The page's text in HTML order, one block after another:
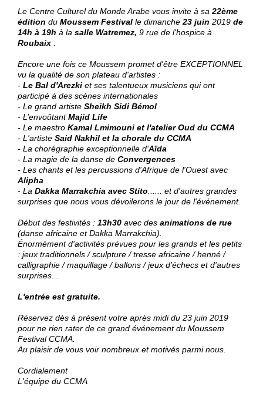
Le Centre Culturel du Monde Arabe vous invite à sa22ème
édition du Moussem Festival le dimanche23 juin 2019 de
14h à 19h à la salle Watremez, 9 rue de l'hospice à
Roubaix .
Encore une fois ce Moussem promet d'être EXCEPTIONNEL
vu la qualité de son plateau d'artistes :
- Le Bal d'Arezki et ses talentueux musiciens qui ont
participé à des scènes internationales
- Le grand artiste Sheikh Sidi Bémol
- L’envoûtantMajid Life
- Le maestro Kamal Lmimouni et l'atelier Oud du CCMA
- L'artiste Said Nakhil et la chorale du CCMA
- La chorégraphie exceptionnelle d'Aïda
- La magie de la danse de Convergences
- Les chants et les percussions d'Afrique de l'Ouest avec
Alipha
- La Dakka Marrakchia avec Stito...... et d'autres grandes
surprises que nous vous dévoilerons le jour de l'événement.
Début des festivités : 13h30 avec des animations de rue
(danse africaine et Dakka Marrakchia).
Énormément d'activités prévues pour les grands et les petits
: jeux traditionnels / sculpture / tresse africaine / henné /
calligraphie / maquillage / ballons / jeux d'échecs et d'autres
surprises...
L'entrée est gratuite.
Réservez dès à présent votre après midi du 23 juin 2019
pour ne rien rater de ce grand événement du Moussem
Festival CCMA.
Au plaisir de vous voir nombreux et motivés parmi nous.
Cordialement
L'équipe du CCMA